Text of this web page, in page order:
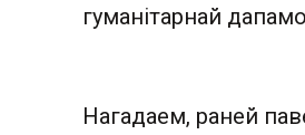
гуманітарнай
Нагадаем, раней